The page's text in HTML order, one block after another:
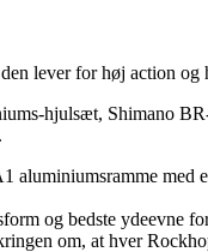
lever for høj action
hjulsæt, Shimano
aluminiumsramme
og bedste ydeevne
om, at hver